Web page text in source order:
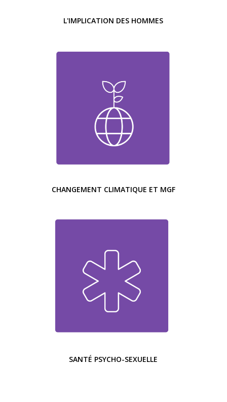
L'IMPLICATION DES HOMMES
CHANGEMENT CLIMATIQUE ET MGF
SANTÉ PSYCHO-SEXUELLE